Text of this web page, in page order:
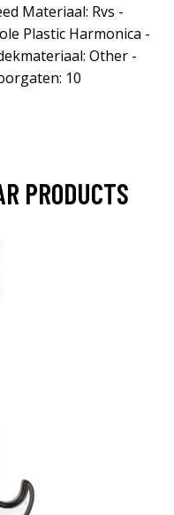
Materiaal: Rvs -
Plastic Harmonica -
Other -
10
PRODUCTS